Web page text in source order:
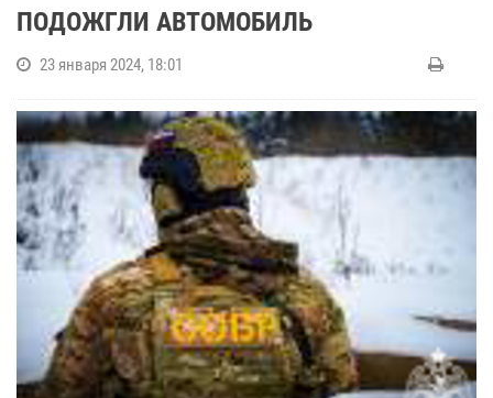
ПОДОЖГЛИ АВТОМОБИЛЬ
23 января 2024, 18:01